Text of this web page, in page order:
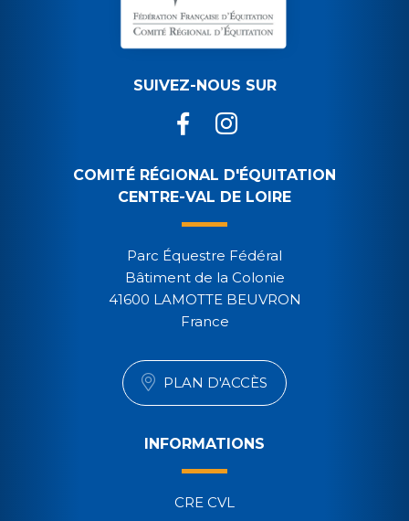
SUIVEZ-NOUS SUR
COMITÉ RÉGIONAL D'ÉQUITATION
CENTRE-VAL DE LOIRE
Parc Équestre Fédéral
Bâtiment de la Colonie
41600 LAMOTTE BEUVRON
France
PLAN D'ACCÈS
INFORMATIONS
CRE CVL